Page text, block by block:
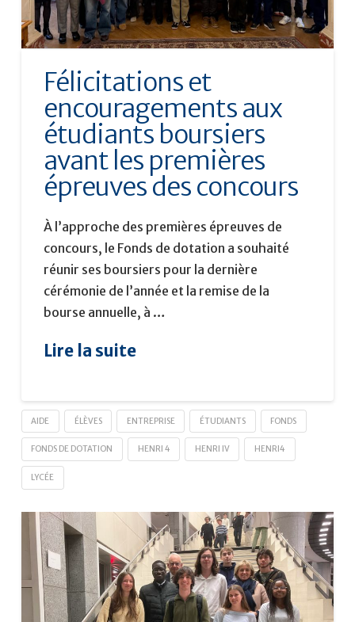
Félicitations et
encouragements aux
étudiants boursiers
avant les premières
épreuves des concours
À l’approche des premières épreuves de
concours, le Fonds de dotation a souhaité
réunir ses boursiers pour la dernière
cérémonie de l’année et la remise de la
bourse annuelle, à …
Lire la suite
AIDE ÉLÈVES ENTREPRISE ÉTUDIANTS FONDS
FONDS DE DOTATION HENRI 4 HENRI IV HENRI4
LYCÉE